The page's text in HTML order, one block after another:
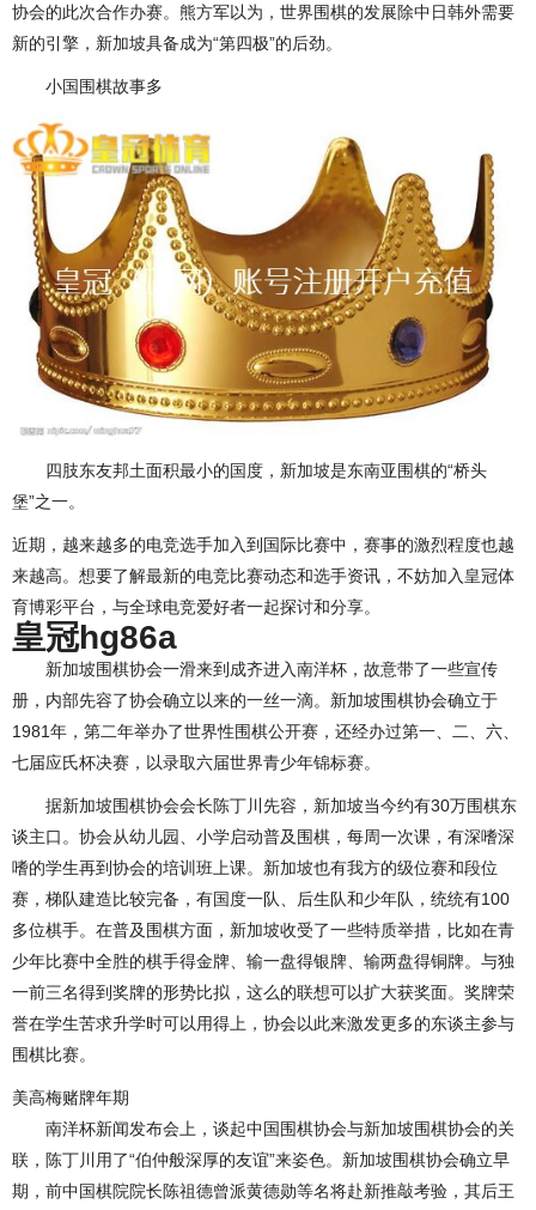
协会的此次合作办赛。熊方军以为，世界围棋的发展除中日韩外需要
新的引擎，新加坡具备成为“第四极”的后劲。
小国围棋故事多
四肢东友邦土面积最小的国度，新加坡是东南亚围棋的“桥头
堡”之一。
近期，越来越多的电竞选手加入到国际比赛中，赛事的激烈程度也越
来越高。想要了解最新的电竞比赛动态和选手资讯，不妨加入皇冠体
育博彩平台，与全球电竞爱好者一起探讨和分享。
皇冠hg86a
新加坡围棋协会一滑来到成齐进入南洋杯，故意带了一些宣传
册，内部先容了协会确立以来的一丝一滴。新加坡围棋协会确立于
1981年，第二年举办了世界性围棋公开赛，还经办过第一、二、六、
七届应氏杯决赛，以录取六届世界青少年锦标赛。
据新加坡围棋协会会长陈丁川先容，新加坡当今约有30万围棋东
谈主口。协会从幼儿园、小学启动普及围棋，每周一次课，有深嗜深
嗜的学生再到协会的培训班上课。新加坡也有我方的级位赛和段位
赛，梯队建造比较完备，有国度一队、后生队和少年队，统统有100
多位棋手。在普及围棋方面，新加坡收受了一些特质举措，比如在青
少年比赛中全胜的棋手得金牌、输一盘得银牌、输两盘得铜牌。与独
一前三名得到奖牌的形势比拟，这么的联想可以扩大获奖面。奖牌荣
誉在学生苦求升学时可以用得上，协会以此来激发更多的东谈主参与
围棋比赛。
美高梅赌牌年期
南洋杯新闻发布会上，谈起中国围棋协会与新加坡围棋协会的关
联，陈丁川用了“伯仲般深厚的友谊”来姿色。新加坡围棋协会确立早
期，前中国棋院院长陈祖德曾派黄德勋等名将赴新推敲考验，其后王